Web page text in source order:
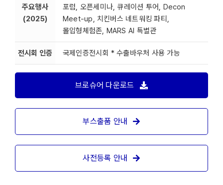
주요행사
(2025)
포럼, 오픈세미나, 큐레이션 투어, Decon
Meet-up, 치킨버스 네트워킹 파티,
몰입형체험존, MARS AI 특별관
전시회 인증 국제인증전시회 * 수출바우처 사용 가능
브로슈어 다운로드
부스출품 안내
사전등록 안내